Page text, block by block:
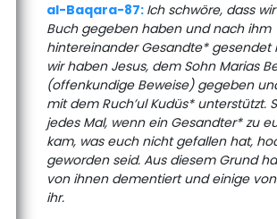
al-Baqara-87: Ich schwöre, dass
Buch gegeben haben und nach ihm
hintereinander Gesandte* gesendet
wir haben Jesus, dem Sohn Marias
(offenkundige Beweise) gegeben
mit dem Ruch’ul Kudüs* unterstützt.
jedes Mal, wenn ein Gesandter* zu
kam, was euch nicht gefallen hat,
geworden seid. Aus diesem Grund
von ihnen dementiert und einige
ihr.